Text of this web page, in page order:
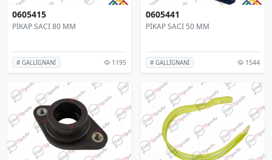
0605415
PİKAP SACI 80 MM
# GALLİGNANİ 1195
0605441
PİKAP SACI 50 MM
# GALLİGNANİ 1544